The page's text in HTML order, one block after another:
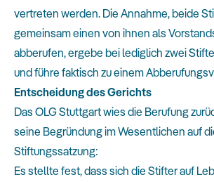
vertreten werden. Die Annahme, beide
gemeinsam einen von ihnen als
abberufen, ergebe bei lediglich zwei
und führe faktisch zu einem
Entscheidung des Gerichts
Das OLG Stuttgart wies die Berufung
seine Begründung im Wesentlichen auf
Stiftungssatzung:
Es stellte fest, dass sich die Stifter auf